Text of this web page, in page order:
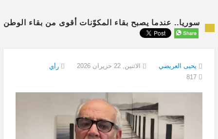
سوريا.. عندما يصبح بقاء المكوّنات أقوى من بقاء الوطن
يحيى العريضي الاثنين, 22 حزيران 2026
رأي